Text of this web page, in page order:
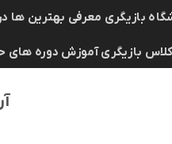
بازیگری معرفی بهترین ها
بازیگری آموزش دوره های